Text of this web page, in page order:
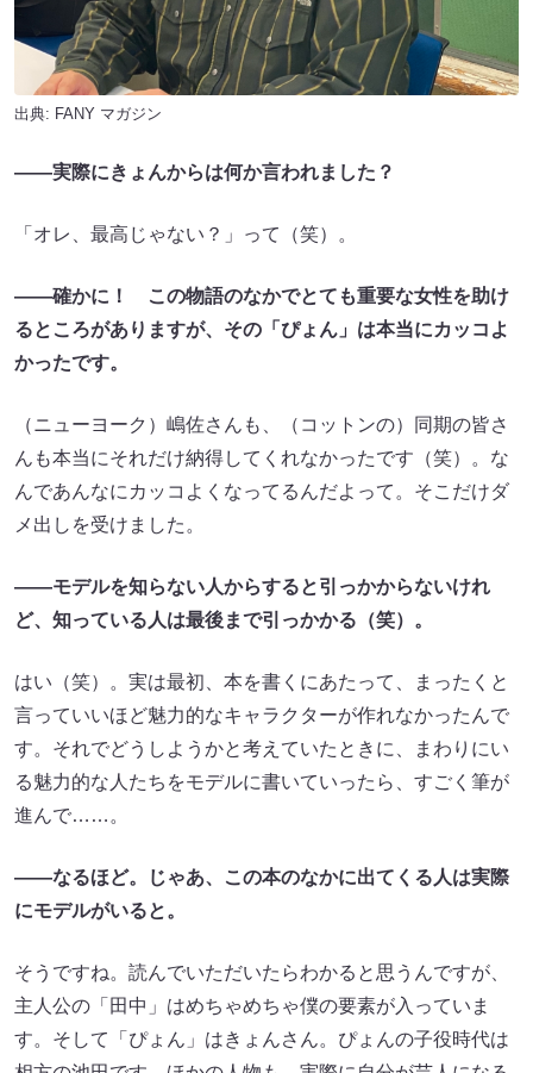
出典: FANY マガジン
――実際にきょんからは何か言われました？
「オレ、最高じゃない？」って（笑）。
――確かに！ この物語のなかでとても重要な女性を助け
るところがありますが、その「ぴょん」は本当にカッコよ
かったです。
（ニューヨーク）嶋佐さんも、（コットンの）同期の皆さ
んも本当にそれだけ納得してくれなかったです（笑）。な
んであんなにカッコよくなってるんだよって。そこだけダ
メ出しを受けました。
――モデルを知らない人からすると引っかからないけれ
ど、知っている人は最後まで引っかかる（笑）。
はい（笑）。実は最初、本を書くにあたって、まったくと
言っていいほど魅力的なキャラクターが作れなかったんで
す。それでどうしようかと考えていたときに、まわりにい
る魅力的な人たちをモデルに書いていったら、すごく筆が
進んで……。
――なるほど。じゃあ、この本のなかに出てくる人は実際
にモデルがいると。
そうですね。読んでいただいたらわかると思うんですが、
主人公の「田中」はめちゃめちゃ僕の要素が入っていま
す。そして「ぴょん」はきょんさん。ぴょんの子役時代は